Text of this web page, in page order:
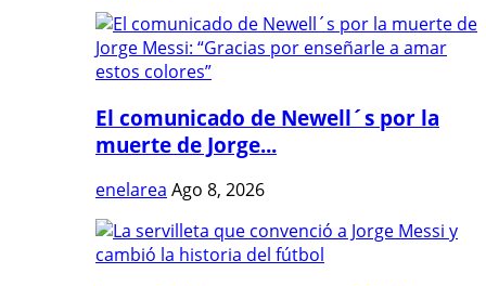
El comunicado de Newell´s por la
muerte de Jorge...
enelarea Ago 8, 2026